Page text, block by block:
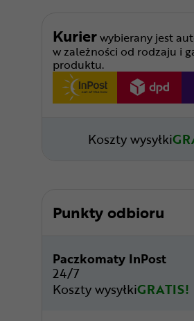
Kurierwybierany jest
w zależności od rodzaju i
produktu.
Koszty wysyłki
Punkty odbioru
Paczkomaty InPost
24/7
Koszty wysyłkiGRATIS!